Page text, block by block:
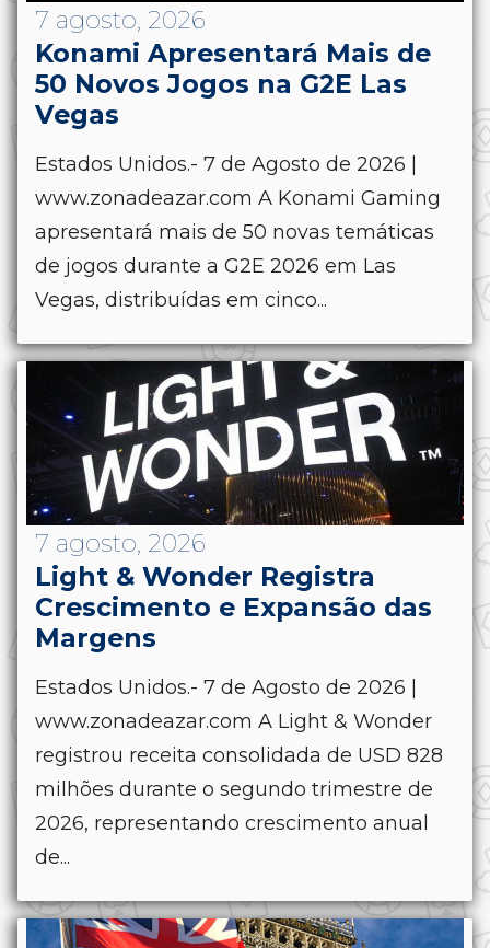
7 agosto, 2026
Konami Apresentará Mais de
50 Novos Jogos na G2E Las
Vegas
Estados Unidos.- 7 de Agosto de 2026 |
www.zonadeazar.com A Konami Gaming
apresentará mais de 50 novas temáticas
de jogos durante a G2E 2026 em Las
Vegas, distribuídas em cinco...
7 agosto, 2026
Light & Wonder Registra
Crescimento e Expansão das
Margens
Estados Unidos.- 7 de Agosto de 2026 |
www.zonadeazar.com A Light & Wonder
registrou receita consolidada de USD 828
milhões durante o segundo trimestre de
2026, representando crescimento anual
de...